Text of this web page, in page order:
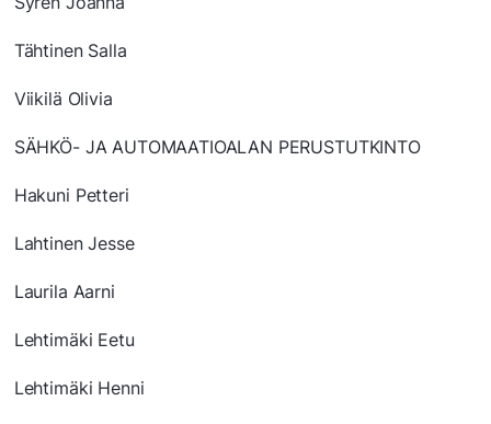
Tähtinen Salla
Viikilä Olivia
SÄHKÖ- JA AUTOMAATIOALAN PERUSTUTKINTO
Hakuni Petteri
Lahtinen Jesse
Laurila Aarni
Lehtimäki Eetu
Lehtimäki Henni